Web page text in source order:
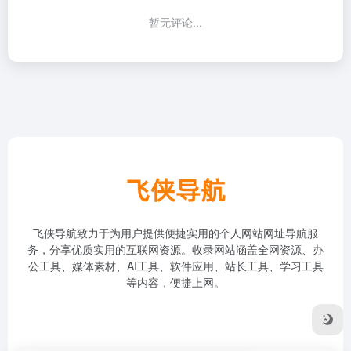
暂无评论...
飞侠导航致力于为用户提供便捷实用的个人网站网址导航服
务，分享优质实用的互联网资源。收录网站涵盖全网资源、办
公工具、媒体素材、AI工具、软件应用、站长工具、学习工具
等内容，便捷上网。